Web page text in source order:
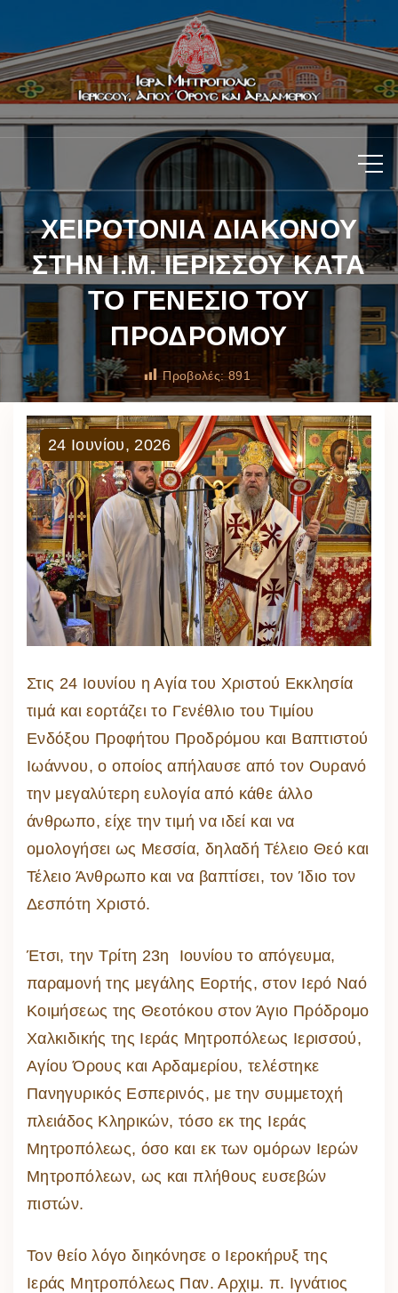
ΧΕΙΡΟΤΟΝΙΑ ΔΙΑΚΟΝΟΥ
ΣΤΗΝ Ι.Μ. ΙΕΡΙΣΣΟΥ ΚΑΤΑ
ΤΟ ΓΕΝΕΣΙΟ ΤΟΥ
ΠΡΟΔΡΟΜΟΥ
Προβολές: 891
24 Ιουνίου, 2026
Στις 24 Ιουνίου η Αγία του Χριστού Εκκλησία
τιμά και εορτάζει το Γενέθλιο του Τιμίου
Ενδόξου Προφήτου Προδρόμου και Βαπτιστού
Ιωάννου, ο οποίος απήλαυσε από τον Ουρανό
την μεγαλύτερη ευλογία από κάθε άλλο
άνθρωπο, είχε την τιμή να ιδεί και να
ομολογήσει ως Μεσσία, δηλαδή Τέλειο Θεό και
Τέλειο Άνθρωπο και να βαπτίσει, τον Ίδιο τον
Δεσπότη Χριστό.
Έτσι, την Τρίτη 23η Ιουνίου το απόγευμα,
παραμονή της μεγάλης Εορτής, στον Ιερό Ναό
Κοιμήσεως της Θεοτόκου στον Άγιο Πρόδρομο
Χαλκιδικής της Ιεράς Μητροπόλεως Ιερισσού,
Αγίου Όρους και Αρδαμερίου, τελέστηκε
Πανηγυρικός Εσπερινός, με την συμμετοχή
πλειάδος Κληρικών, τόσο εκ της Ιεράς
Μητροπόλεως, όσο και εκ των ομόρων Ιερών
Μητροπόλεων, ως και πλήθους ευσεβών
πιστών.
Τον θείο λόγο διηκόνησε ο Ιεροκήρυξ της
Ιεράς Μητροπόλεως Παν. Αρχιμ. π. Ιγνάτιος